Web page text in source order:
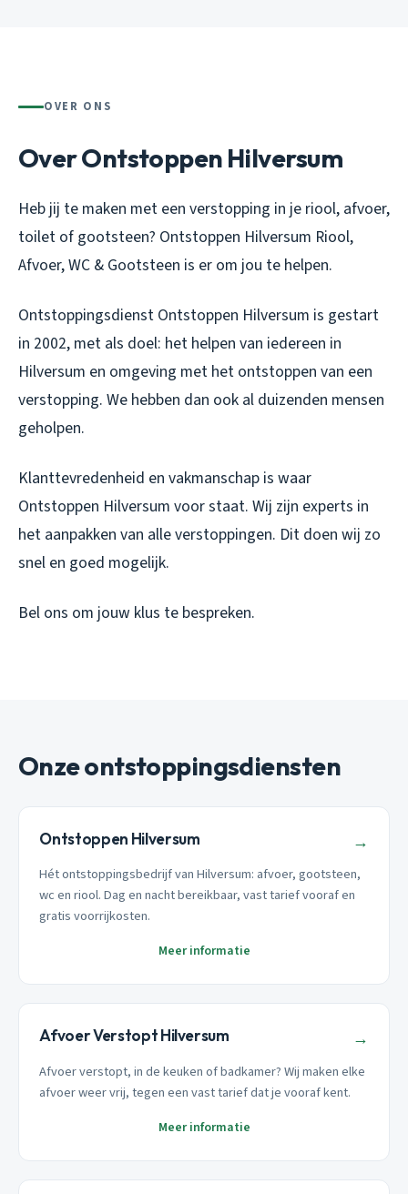
OVER ONS
Over Ontstoppen Hilversum
Heb jij te maken met een verstopping in je riool, afvoer,
toilet of gootsteen? Ontstoppen Hilversum Riool,
Afvoer, WC & Gootsteen is er om jou te helpen.
Ontstoppingsdienst Ontstoppen Hilversum is gestart
in 2002, met als doel: het helpen van iedereen in
Hilversum en omgeving met het ontstoppen van een
verstopping. We hebben dan ook al duizenden mensen
geholpen.
Klanttevredenheid en vakmanschap is waar
Ontstoppen Hilversum voor staat. Wij zijn experts in
het aanpakken van alle verstoppingen. Dit doen wij zo
snel en goed mogelijk.
Bel ons om jouw klus te bespreken.
Onze ontstoppingsdiensten
Ontstoppen Hilversum →
Hét ontstoppingsbedrijf van Hilversum: afvoer, gootsteen,
wc en riool. Dag en nacht bereikbaar, vast tarief vooraf en
gratis voorrijkosten.
Meer informatie
Afvoer Verstopt Hilversum →
Afvoer verstopt, in de keuken of badkamer? Wij maken elke
afvoer weer vrij, tegen een vast tarief dat je vooraf kent.
Meer informatie